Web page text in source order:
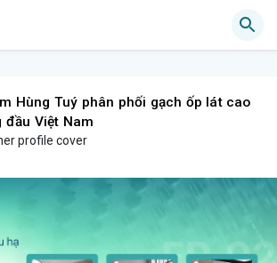
Hùng Tuý phân phối gạch ốp lát cao
đầu Việt Nam
profile cover